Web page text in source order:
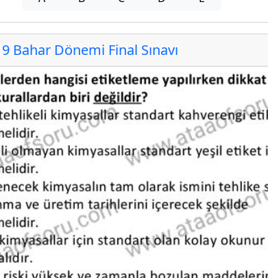
Bahar Dönemi Final Sınavı